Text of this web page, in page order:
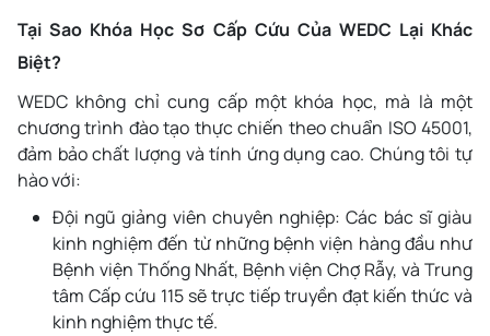
Tại Sao Khóa Học Sơ Cấp Cứu Của WEDC Lại Khác
Biệt?
WEDC không chỉ cung cấp một khóa học, mà là một
chương trình đào tạo thực chiến theo chuẩn ISO 45001,
đảm bảo chất lượng và tính ứng dụng cao. Chúng tôi tự
hào với:
Đội ngũ giảng viên chuyên nghiệp: Các bác sĩ giàu
kinh nghiệm đến từ những bệnh viện hàng đầu như
Bệnh viện Thống Nhất, Bệnh viện Chợ Rẫy, và Trung
tâm Cấp cứu 115 sẽ trực tiếp truyền đạt kiến thức và
kinh nghiệm thực tế.